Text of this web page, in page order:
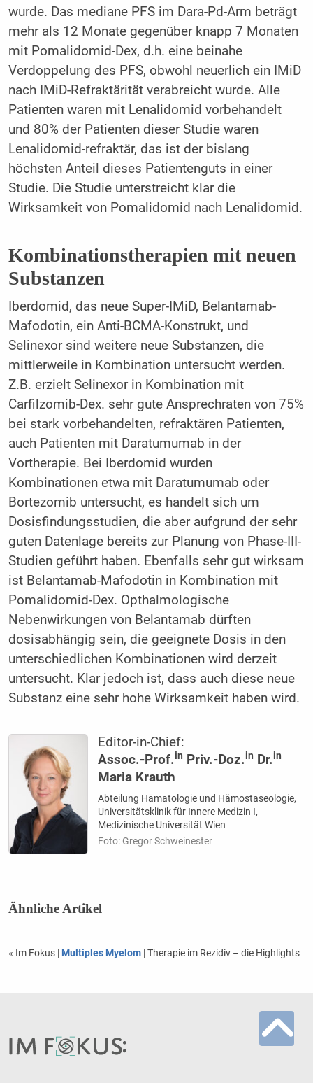
wurde. Das mediane PFS im Dara-Pd-Arm beträgt
mehr als 12 Monate gegenüber knapp 7 Monaten
mit Pomalidomid-Dex, d.h. eine beinahe
Verdoppelung des PFS, obwohl neuerlich ein IMiD
nach IMiD-Refraktärität verabreicht wurde. Alle
Patienten waren mit Lenalidomid vorbehandelt
und 80% der Patienten dieser Studie waren
Lenalidomid-refraktär, das ist der bislang
höchsten Anteil dieses Patientenguts in einer
Studie. Die Studie unterstreicht klar die
Wirksamkeit von Pomalidomid nach Lenalidomid.
Kombinationstherapien mit neuen
Substanzen
Iberdomid, das neue Super-IMiD, Belantamab-
Mafodotin, ein Anti-BCMA-Konstrukt, und
Selinexor sind weitere neue Substanzen, die
mittlerweile in Kombination untersucht werden.
Z.B. erzielt Selinexor in Kombination mit
Carfilzomib-Dex. sehr gute Ansprechraten von 75%
bei stark vorbehandelten, refraktären Patienten,
auch Patienten mit Daratumumab in der
Vortherapie. Bei Iberdomid wurden
Kombinationen etwa mit Daratumumab oder
Bortezomib untersucht, es handelt sich um
Dosisfindungsstudien, die aber aufgrund der sehr
guten Datenlage bereits zur Planung von Phase-III-
Studien geführt haben. Ebenfalls sehr gut wirksam
ist Belantamab-Mafodotin in Kombination mit
Pomalidomid-Dex. Opthalmologische
Nebenwirkungen von Belantamab dürften
dosisabhängig sein, die geeignete Dosis in den
unterschiedlichen Kombinationen wird derzeit
untersucht. Klar jedoch ist, dass auch diese neue
Substanz eine sehr hohe Wirksamkeit haben wird.
Editor-in-Chief:
Assoc.-Prof.in Priv.-Doz.in Dr.in
Maria Krauth
Abteilung Hämatologie und Hämostaseologie,
Universitätsklinik für Innere Medizin I,
Medizinische Universität Wien
Foto: Gregor Schweinester
Ähnliche Artikel
« Im Fokus | Multiples Myelom| Therapie im Rezidiv – die Highlights